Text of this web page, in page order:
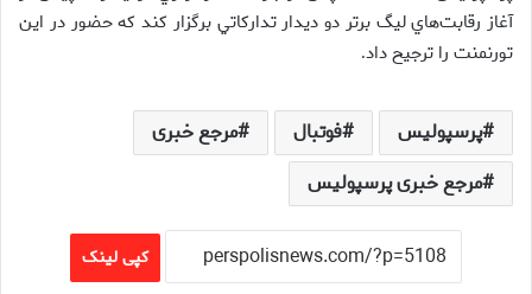
آغاز رقابت‌هاي ليگ برتر دو ديدار تداركاتي برگزار كند كه حضور در اين
تورنمنت را ترجيح داد.
پرسپولیس فوتبال
مرجع خبری
مرجع خبری پرسپولیس
کپی لینک